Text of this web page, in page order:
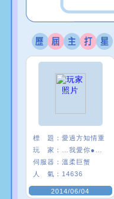
標 題： 愛過方知情重
玩 家：
伺服器： 溫柔巨蟹
人 氣： 14636
2014/06/04